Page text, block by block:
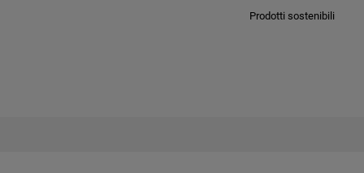
Prodotti sostenibili